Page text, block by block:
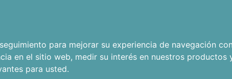
para mejorar su experiencia de navegación
en el sitio web, medir su interés en nuestros
para usted.